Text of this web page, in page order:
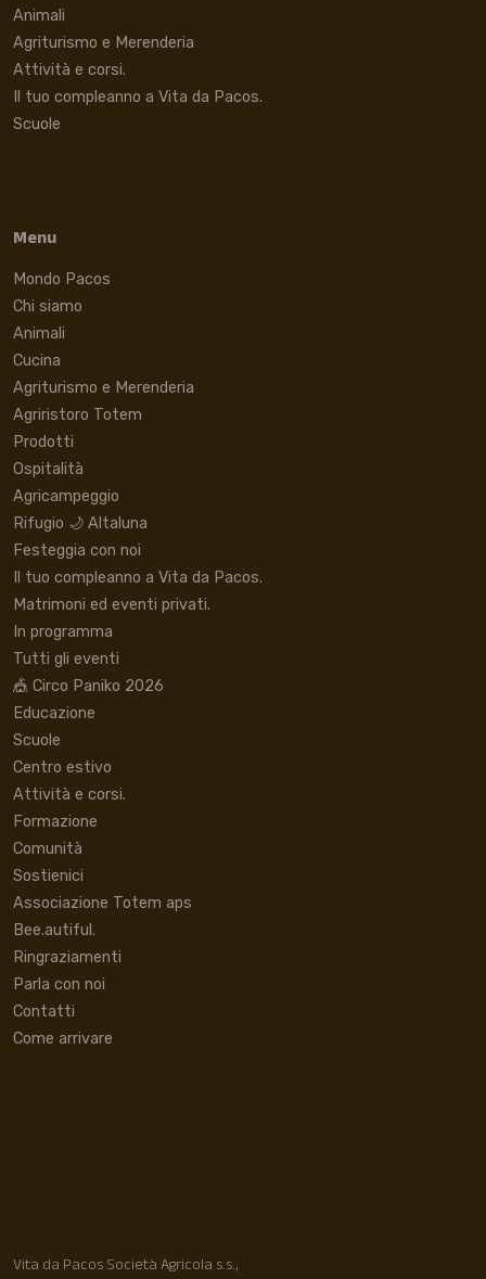
Animali
Agriturismo e Merenderia
Attività e corsi.
Il tuo compleanno a Vita da Pacos.
Scuole
Menu
Mondo Pacos
Chi siamo
Animali
Cucina
Agriturismo e Merenderia
Agriristoro Totem
Prodotti
Ospitalità
Agricampeggio
Rifugio 🌙 Altaluna
Festeggia con noi
Il tuo compleanno a Vita da Pacos.
Matrimoni ed eventi privati.
In programma
Tutti gli eventi
🎪 Circo Paniko 2026
Educazione
Scuole
Centro estivo
Attività e corsi.
Formazione
Comunità
Sostienici
Associazione Totem aps
Bee.autiful.
Ringraziamenti
Parla con noi
Contatti
Come arrivare
Vita da Pacos Società Agricola s.s.,